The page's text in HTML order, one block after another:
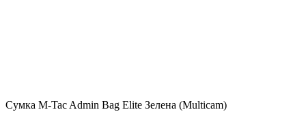
Сумка M-Tac Admin Bag Elite Зелена (Multicam)